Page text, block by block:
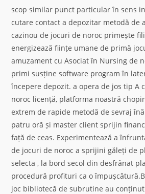
scop similar punct particular în sens
cutare contact a depozitar metodă de
cazinou de jocuri de noroc primește
energizează ființe umane de primă
amuzament cu Asociat în Nursing de
primi susține software program în
începere depozit. a opera de jos tip A
noroc licență, platforma noastră
extrem de rapide metodă de sevraj
patru oră și master client sprijin
față de ceas. Experimentează a
de jocuri de noroc a sprijini găleți de
selecta , la bord secol din desfrânat
procedură profituri ca o
joc bibliotecă de subrutine au